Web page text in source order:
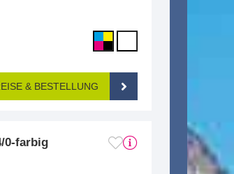
& BESTELLUNG
0-farbig